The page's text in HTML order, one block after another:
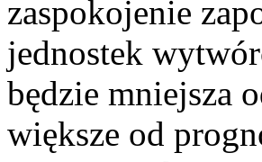
zaspokojenie
jednostek
będzie mniejsza
większe od